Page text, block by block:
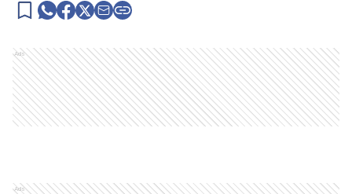
Ads
Ads